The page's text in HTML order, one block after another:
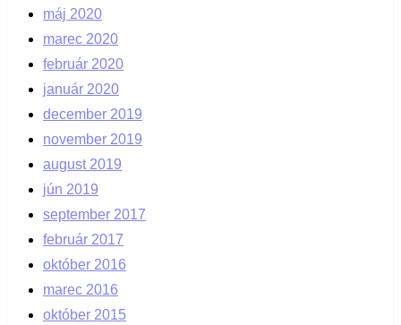
máj 2020
marec 2020
február 2020
január 2020
december 2019
november 2019
august 2019
jún 2019
september 2017
február 2017
október 2016
marec 2016
október 2015